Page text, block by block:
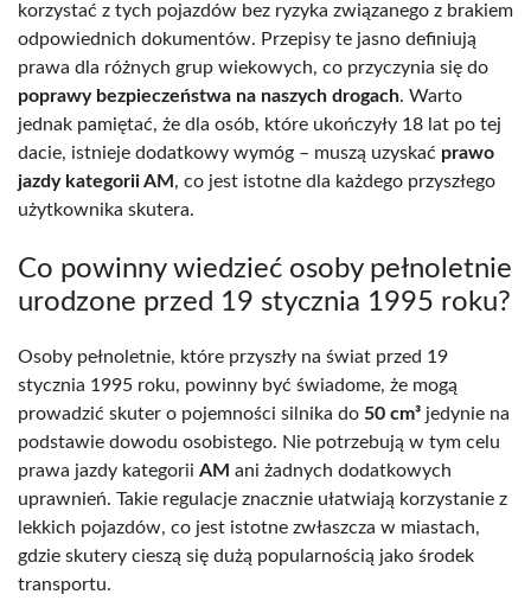
korzystać z tych pojazdów bez ryzyka związanego z brakiem
odpowiednich dokumentów. Przepisy te jasno definiują
prawa dla różnych grup wiekowych, co przyczynia się do
poprawy bezpieczeństwa na naszych drogach. Warto
jednak pamiętać, że dla osób, które ukończyły 18 lat po tej
dacie, istnieje dodatkowy wymóg – muszą uzyskać prawo
jazdy kategorii AM , co jest istotne dla każdego przyszłego
użytkownika skutera.
Co powinny wiedzieć osoby pełnoletnie
urodzone przed 19 stycznia 1995 roku?
Osoby pełnoletnie, które przyszły na świat przed 19
stycznia 1995 roku, powinny być świadome, że mogą
prowadzić skuter o pojemności silnika do 50 cm³ jedynie na
podstawie dowodu osobistego. Nie potrzebują w tym celu
prawa jazdy kategorii AM ani żadnych dodatkowych
uprawnień. Takie regulacje znacznie ułatwiają korzystanie z
lekkich pojazdów, co jest istotne zwłaszcza w miastach,
gdzie skutery cieszą się dużą popularnością jako środek
transportu.